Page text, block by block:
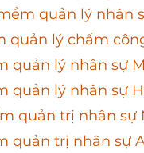
quản lý nhân
quản lý chấm
quản lý nhân sự
quản lý nhân sự
quản trị nhân
quản trị nhân sự